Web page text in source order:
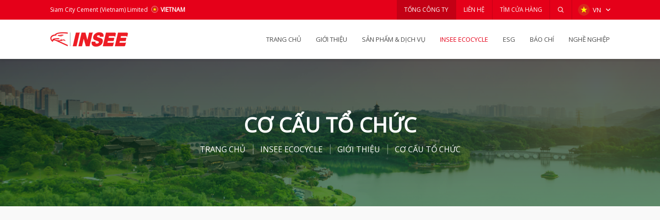
Siam City Cement (Vietnam) Limited VIETNAM TỔNG CÔNG TY LIÊN HỆ TÌM CỬA HÀNG VN
TRANG CHỦ GIỚI THIỆU SẢN PHẨM & DỊCH VỤ INSEE ECOCYCLE ESG BÁO CHÍ NGHỀ NGHIỆP
CƠ CẤU TỔ CHỨC
TRANG CHỦ INSEE ECOCYCLE GIỚI THIỆU CƠ CẤU TỔ CHỨC